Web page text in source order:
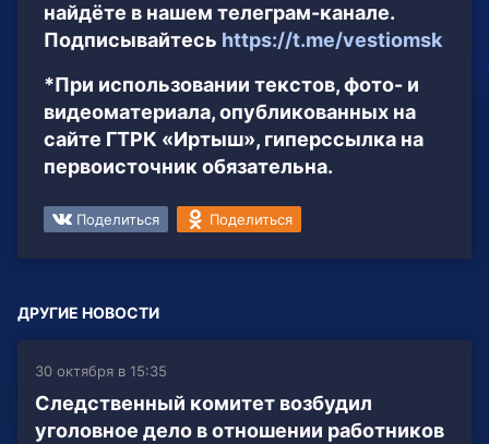
найдёте в нашем телеграм-канале.
Подписывайтесь https://t.me/vestiomsk
*При использовании текстов, фото- и
видеоматериала, опубликованных на
сайте ГТРК «Иртыш», гиперссылка на
первоисточник обязательна.
Поделиться Поделиться
ДРУГИЕ НОВОСТИ
30 октября в 15:35
Следственный комитет возбудил
уголовное дело в отношении работников